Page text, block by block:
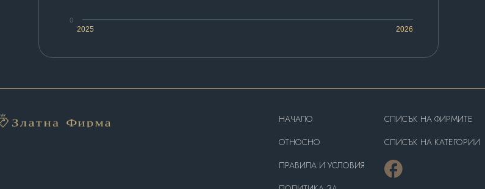
2025 2026
0
HAЧАЛО
OТНОСНО
ПРАВИЛА И УСЛОВИЯ
СПИСЪК НА ФИРМИТЕ
СПИСЪК НА КАТЕГОРИИ